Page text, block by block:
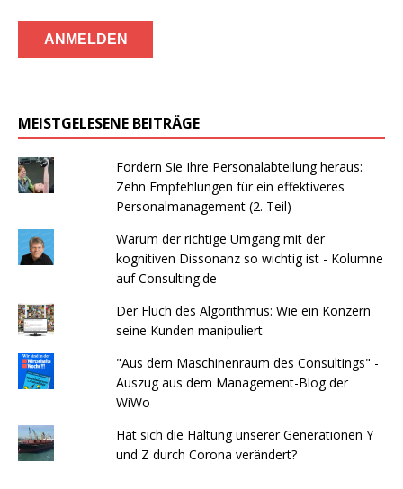
MEISTGELESENE BEITRÄGE
Fordern Sie Ihre Personalabteilung heraus:
Zehn Empfehlungen für ein effektiveres
Personalmanagement (2. Teil)
Warum der richtige Umgang mit der
kognitiven Dissonanz so wichtig ist - Kolumne
auf Consulting.de
Der Fluch des Algorithmus: Wie ein Konzern
seine Kunden manipuliert
"Aus dem Maschinenraum des Consultings" -
Auszug aus dem Management-Blog der
WiWo
Hat sich die Haltung unserer Generationen Y
und Z durch Corona verändert?